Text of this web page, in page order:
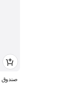
صندوق